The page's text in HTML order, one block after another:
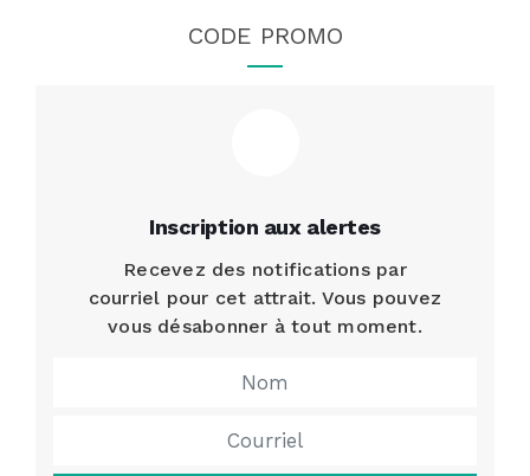
CODE PROMO
Inscription aux alertes
Recevez des notifications par
courriel pour cet attrait. Vous pouvez
vous désabonner à tout moment.